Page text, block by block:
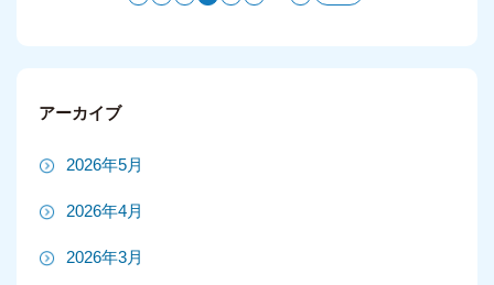
アーカイブ
2026年5月
2026年4月
2026年3月